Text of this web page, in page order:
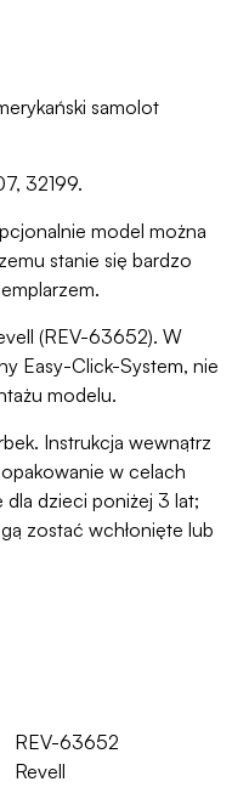
samolot
32199.
model można
stanie się bardzo
(REV-63652). W
Easy-Click-System, nie
modelu.
Instrukcja wewnątrz
w celach
dzieci poniżej 3 lat;
zostać wchłonięte lub
REV-63652
Revell